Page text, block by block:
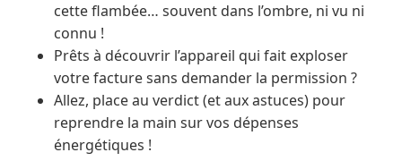
cette flambée… souvent dans l’ombre, ni vu ni
connu !
Prêts à découvrir l’appareil qui fait exploser
votre facture sans demander la permission ?
Allez, place au verdict (et aux astuces) pour
reprendre la main sur vos dépenses
énergétiques !